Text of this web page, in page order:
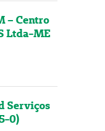
– Centro
Ltda-ME
Serviços
0)